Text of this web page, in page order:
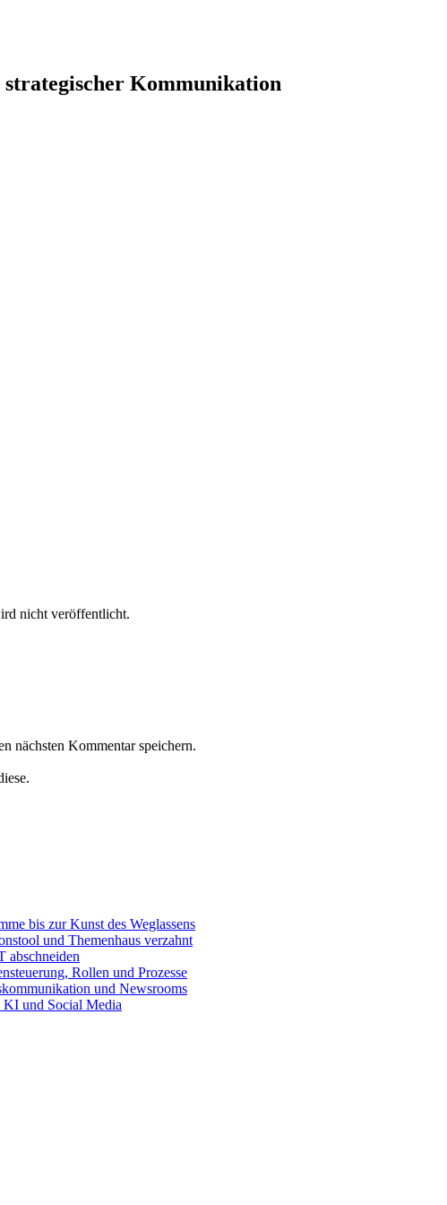
Kommunikation
nicht veröffentlicht.
nächsten Kommentar speichern.
bis zur Kunst des Weglassens
und Themenhaus verzahnt
abschneiden
Rollen und Prozesse
und Newsrooms
KI und Social Media